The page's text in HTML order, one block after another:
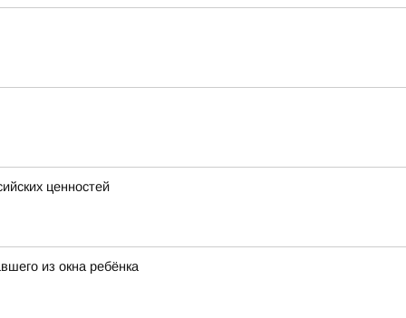
ценностей
из окна ребёнка